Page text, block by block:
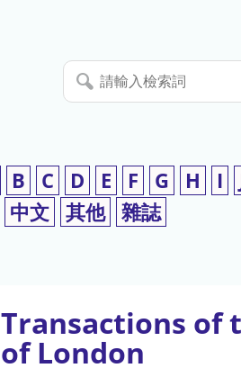
使
用
請
輸
索
詞
B C D E F G H I
中文 其他 雜誌
Transactions of
of London